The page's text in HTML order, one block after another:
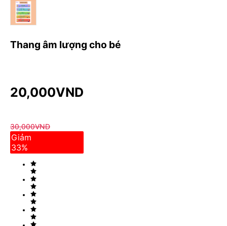
Thang âm lượng cho bé
20,000VND
30,000VND
Giảm
33%